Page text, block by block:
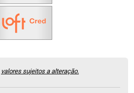
valores sujeitos a alteração.